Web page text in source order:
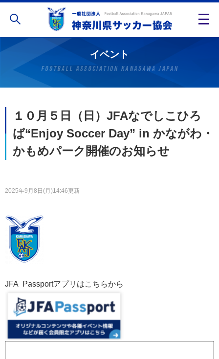
イベント
１０月５日（日）JFAなでしこひろ
ば“Enjoy Soccer Day” in かながわ・
かもめパーク開催のお知らせ
2025年9月8日(月)14:46更新
JFA Passportアプリはこちらから